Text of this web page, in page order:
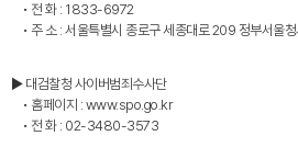
• 전 화 : 1833-6972
• 주 소 : 서울특별시 종로구 세종대로 209 정부서울
▶ 대검찰청 사이버범죄수사단
• 홈페이지 : www.spo.go.kr
• 전 화 : 02-3480-3573